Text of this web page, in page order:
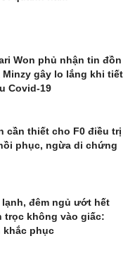
Won phủ nhận tin đồn
Minzy gây lo lắng khi tiết
Covid-19
cần thiết cho F0 điều trị
phục, ngừa di chứng
lạnh, đêm ngủ ướt hết
trọc không vào giấc:
khắc phục